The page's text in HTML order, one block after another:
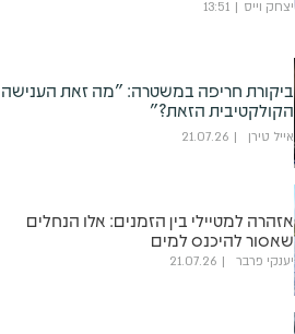
יצחק וייס 13:51
ביקורת חריפה במשטרה: "מה זאת הענישה
הקולקטיבית הזאת?"
אייל טירן 21.07.26
אזהרה למטיילי בין הזמנים: אלו הנחלים
שאסור להיכנס למים
יענקי פרבר 21.07.26